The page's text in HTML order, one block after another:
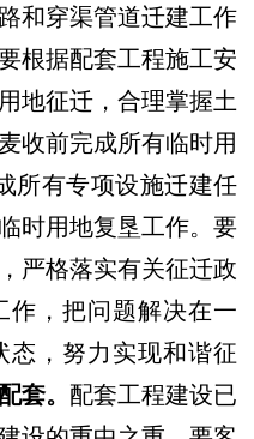
和穿渠管道迁建工作
根据配套工程施工安
地征迁，合理掌握土
收前完成所有临时用
所有专项设施迁建任
时用地复垦工作。要
严格落实有关征迁政
作，把问题解决在一
态，努力实现和谐征
套。 配套工程建设已